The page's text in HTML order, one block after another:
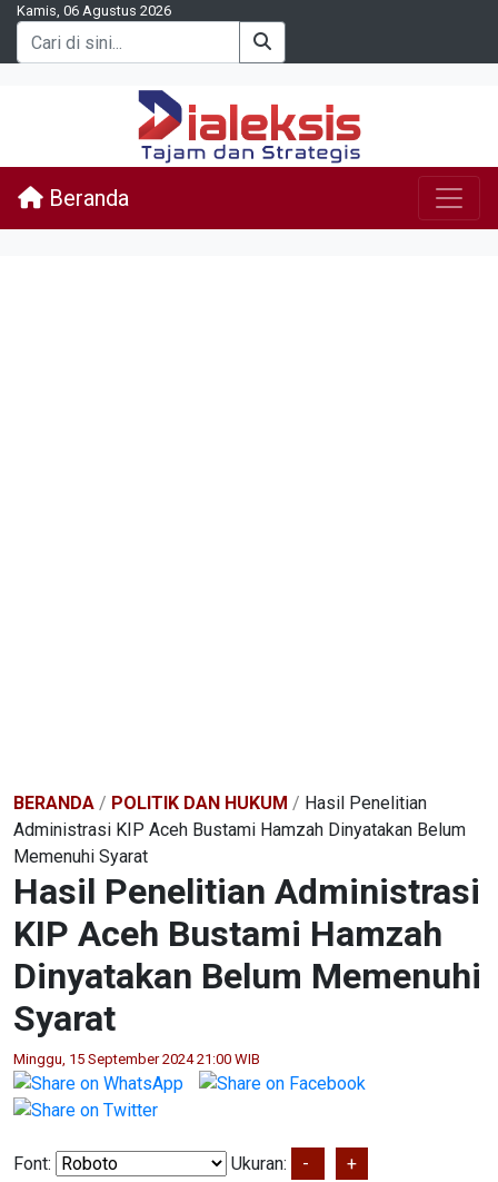
Kamis, 06 Agustus 2026
Beranda
BERANDA / POLITIK DAN HUKUM / Hasil Penelitian
Administrasi KIP Aceh Bustami Hamzah Dinyatakan Belum
Memenuhi Syarat
Hasil Penelitian Administrasi
KIP Aceh Bustami Hamzah
Dinyatakan Belum Memenuhi
Syarat
Minggu, 15 September 2024 21:00 WIB
Font: Ukuran: - +